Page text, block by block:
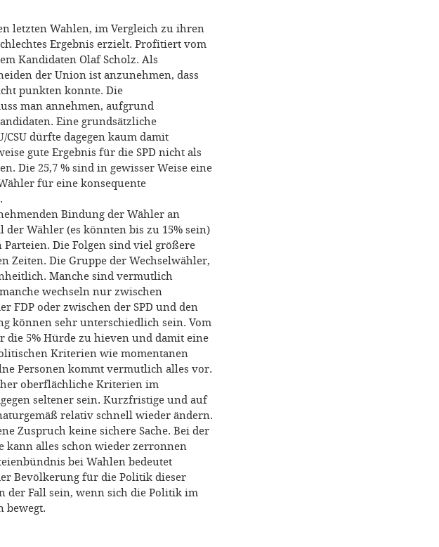
letzten Wahlen, im Vergleich zu ihren
Ergebnis erzielt. Profitiert vom
Kandidaten Olaf Scholz. Als
der Union ist anzunehmen, dass
punkten konnte. Die
man annehmen, aufgrund
Eine grundsätzliche
dürfte dagegen kaum damit
gute Ergebnis für die SPD nicht als
Die 25,7 % sind in gewisser Weise eine
für eine konsequente
Bindung der Wähler an
Wähler (es könnten bis zu 15% sein)
Die Folgen sind viel größere
Zeiten. Die Gruppe der Wechselwähler,
Manche sind vermutlich
wechseln nur zwischen
FDP oder zwischen der SPD und den
können sehr unterschiedlich sein. Vom
die 5% Hürde zu hieven und damit eine
Kriterien wie momentanen
Personen kommt vermutlich alles vor.
oberflächliche Kriterien im
seltener sein. Kurzfristige und auf
relativ schnell wieder ändern.
Zuspruch keine sichere Sache. Bei der
kann alles schon wieder zerronnen
bei Wahlen bedeutet
Bevölkerung für die Politik dieser
der Fall sein, wenn sich die Politik im
bewegt.